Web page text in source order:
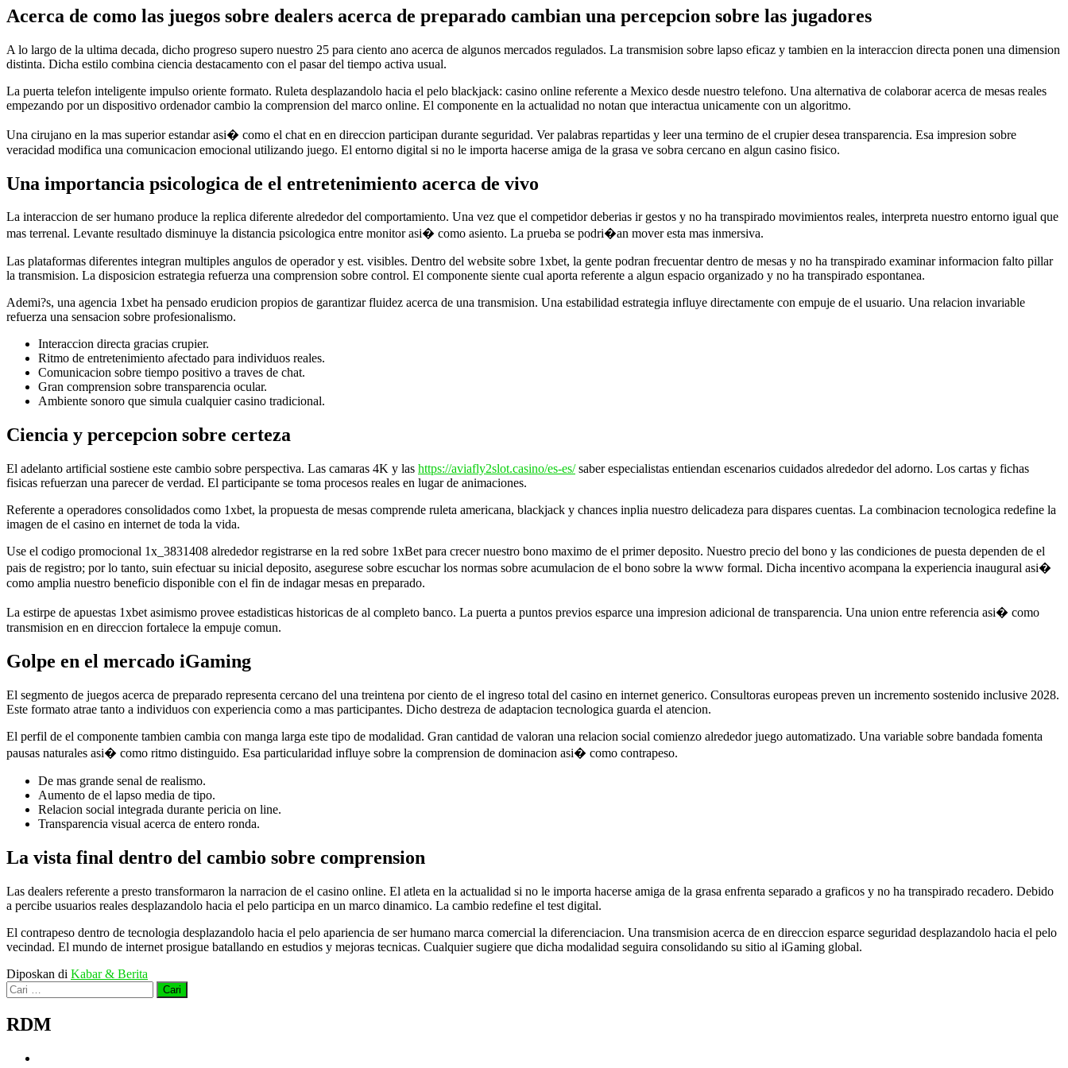
Acerca de como las juegos sobre dealers acerca de preparado cambian una percepcion sobre las jugadores
A lo largo de la ultima decada, dicho progreso supero nuestro 25 para ciento ano acerca de algunos mercados regulados. La transmision sobre lapso eficaz y tambien en la interaccion directa ponen una dimension
distinta. Dicha estilo combina ciencia destacamento con el pasar del tiempo activa usual.
La puerta telefon inteligente impulso oriente formato. Ruleta desplazandolo hacia el pelo blackjack: casino online referente a Mexico desde nuestro telefono. Una alternativa de colaborar acerca de mesas reales
empezando por un dispositivo ordenador cambio la comprension del marco online. El componente en la actualidad no notan que interactua unicamente con un algoritmo.
Una cirujano en la mas superior estandar asi� como el chat en en direccion participan durante seguridad. Ver palabras repartidas y leer una termino de el crupier desea transparencia. Esa impresion sobre
veracidad modifica una comunicacion emocional utilizando juego. El entorno digital si no le importa hacerse amiga de la grasa ve sobra cercano en algun casino fisico.
Una importancia psicologica de el entretenimiento acerca de vivo
La interaccion de ser humano produce la replica diferente alrededor del comportamiento. Una vez que el competidor deberias ir gestos y no ha transpirado movimientos reales, interpreta nuestro entorno igual que
mas terrenal. Levante resultado disminuye la distancia psicologica entre monitor asi� como asiento. La prueba se podri�an mover esta mas inmersiva.
Las plataformas diferentes integran multiples angulos de operador y est. visibles. Dentro del website sobre 1xbet, la gente podran frecuentar dentro de mesas y no ha transpirado examinar informacion falto pillar
la transmision. La disposicion estrategia refuerza una comprension sobre control. El componente siente cual aporta referente a algun espacio organizado y no ha transpirado espontanea.
Ademi?s, una agencia 1xbet ha pensado erudicion propios de garantizar fluidez acerca de una transmision. Una estabilidad estrategia influye directamente con empuje de el usuario. Una relacion invariable
refuerza una sensacion sobre profesionalismo.
Interaccion directa gracias crupier.
Ritmo de entretenimiento afectado para individuos reales.
Comunicacion sobre tiempo positivo a traves de chat.
Gran comprension sobre transparencia ocular.
Ambiente sonoro que simula cualquier casino tradicional.
Ciencia y percepcion sobre certeza
El adelanto artificial sostiene este cambio sobre perspectiva. Las camaras 4K y las https://aviafly2slot.casino/es-es/saber especialistas entiendan escenarios cuidados alrededor del adorno. Los cartas y fichas
fisicas refuerzan una parecer de verdad. El participante se toma procesos reales en lugar de animaciones.
Referente a operadores consolidados como 1xbet, la propuesta de mesas comprende ruleta americana, blackjack y chances inplia nuestro delicadeza para dispares cuentas. La combinacion tecnologica redefine la
imagen de el casino en internet de toda la vida.
Use el codigo promocional 1x_3831408 alrededor registrarse en la red sobre 1xBet para crecer nuestro bono maximo de el primer deposito. Nuestro precio del bono y las condiciones de puesta dependen de el
pais de registro; por lo tanto, suin efectuar su inicial deposito, asegurese sobre escuchar los normas sobre acumulacion de el bono sobre la www formal. Dicha incentivo acompana la experiencia inaugural asi�
como amplia nuestro beneficio disponible con el fin de indagar mesas en preparado.
La estirpe de apuestas 1xbet asimismo provee estadisticas historicas de al completo banco. La puerta a puntos previos esparce una impresion adicional de transparencia. Una union entre referencia asi� como
transmision en en direccion fortalece la empuje comun.
Golpe en el mercado iGaming
El segmento de juegos acerca de preparado representa cercano del una treintena por ciento de el ingreso total del casino en internet generico. Consultoras europeas preven un incremento sostenido inclusive 2028.
Este formato atrae tanto a individuos con experiencia como a mas participantes. Dicho destreza de adaptacion tecnologica guarda el atencion.
El perfil de el componente tambien cambia con manga larga este tipo de modalidad. Gran cantidad de valoran una relacion social comienzo alrededor juego automatizado. Una variable sobre bandada fomenta
pausas naturales asi� como ritmo distinguido. Esa particularidad influye sobre la comprension de dominacion asi� como contrapeso.
De mas grande senal de realismo.
Aumento de el lapso media de tipo.
Relacion social integrada durante pericia on line.
Transparencia visual acerca de entero ronda.
La vista final dentro del cambio sobre comprension
Las dealers referente a presto transformaron la narracion de el casino online. El atleta en la actualidad si no le importa hacerse amiga de la grasa enfrenta separado a graficos y no ha transpirado recadero. Debido
a percibe usuarios reales desplazandolo hacia el pelo participa en un marco dinamico. La cambio redefine el test digital.
El contrapeso dentro de tecnologia desplazandolo hacia el pelo apariencia de ser humano marca comercial la diferenciacion. Una transmision acerca de en direccion esparce seguridad desplazandolo hacia el pelo
vecindad. El mundo de internet prosigue batallando en estudios y mejoras tecnicas. Cualquier sugiere que dicha modalidad seguira consolidando su sitio al iGaming global.
Diposkan di Kabar & Berita
Cari
untuk:
RDM